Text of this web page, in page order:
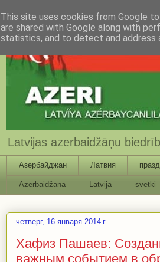
Latvijas azerbaidžāņu
Азербайджан Латвия
Azerbaidžāna Latvija svētki
четверг, 16 января 2014 г.
Хафиз Пашаев:
важным событием в
This site uses cookies from Google
are shared with Google along with
statistics, and to detect and address